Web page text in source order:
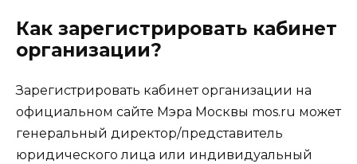
Как зарегистрировать кабинет
организации?
Зарегистрировать кабинет организации на
официальном сайте Мэра Москвы mos.ru может
генеральный директор/представитель
юридического лица или индивидуальный